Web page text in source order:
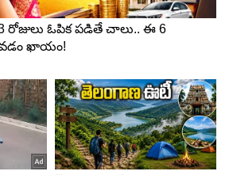
మహిళలు పొత్తికడుపును కాస్త
చేసిన వెంటనే జననేంద్రియాలు
ఇలా ఉన్నప్పుడే శుక్రకణాలు
తొందరగా గర్భం దాల్చే
గర్భం అవసరం లేదు
జననేంద్రియాలను శుభ్రం